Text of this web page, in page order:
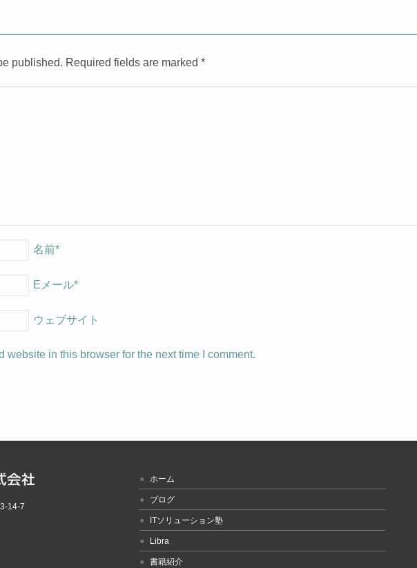
published. Required fields are marked *
名前*
Eメール*
ウェブサイト
website in this browser for the next time I comment.
14-7
ホーム
ブログ
ITソリューション塾
Libra
書籍紹介